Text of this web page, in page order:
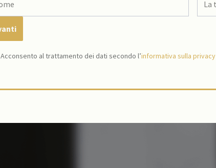
Acconsento al trattamento dei dati secondo l’informativa sulla privacy